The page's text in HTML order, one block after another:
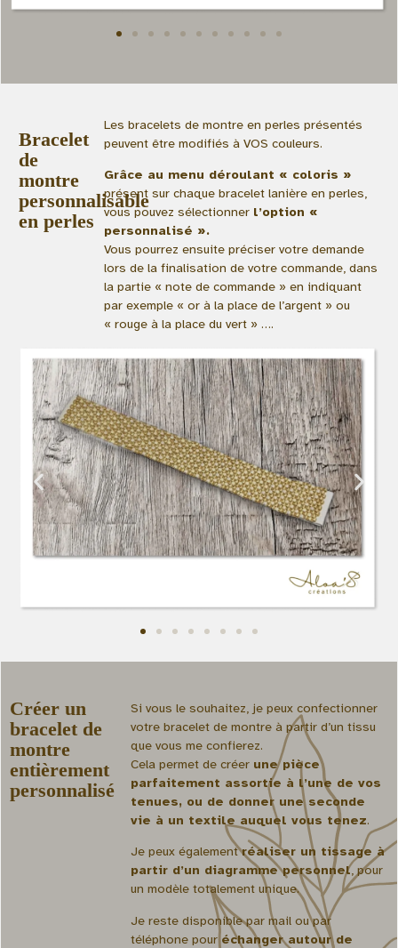
Bracelet
de
montre
personnalisable
en perles
Les bracelets de montre en perles présentés
peuvent être modifiés à VOS couleurs.
Grâce au menu déroulant « coloris »
présent sur chaque bracelet lanière en perles,
vous pouvez sélectionner l’option «
personnalisé ».
Vous pourrez ensuite préciser votre demande
lors de la finalisation de votre commande, dans
la partie « note de commande » en indiquant
par exemple « or à la place de l’argent » ou
« rouge à la place du vert » ….
Créer un
bracelet de
montre
entièrement
personnalisé
Si vous le souhaitez, je peux confectionner
votre bracelet de montre à partir d’un tissu
que vous me confierez.
Cela permet de créer une pièce
parfaitement assortie à l’une de vos
tenues, ou de donner une seconde
vie à un textile auquel vous tenez.
Je peux égalementréaliser un tissage à
partir d’un diagramme personnel, pour
un modèle totalement unique.
Je restedisponible par mail ou par
téléphone pour échanger autour de